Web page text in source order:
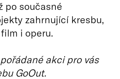
po současné
zahrnující kresbu,
i operu.
akci pro vás
GoOut.